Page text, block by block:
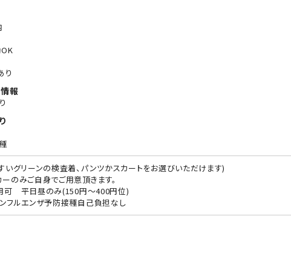
OK
り
報
いグリーンの検査着、パンツかスカートをお選びいただけます)
のみご自身でご用意頂きます。
可 平日昼のみ(150円～400円位)
ンフルエンザ予防接種自己負担なし